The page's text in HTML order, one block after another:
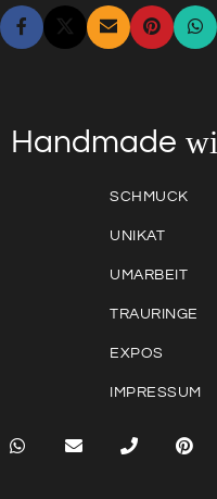
Handmade
SCHMUCK
UNIKAT
UMARBEIT
TRAURINGE
EXPOS
IMPRESSUM